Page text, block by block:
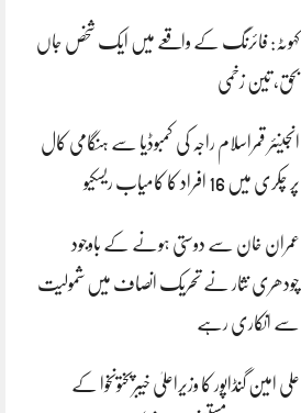
کہوٹہ: فائرنگ کے واقعے میں ایک شخص جاں
بحق، تین زخمی
انجینئر قمراسلام راجہ کی کمبوڈیا سے ہنگامی کال
پر چکری میں 16 افراد کا کامیاب ریسکیو
عمران خان سے دوستی ہونے کے باوجود
چودھری نثار نے تحریک انصاف میں شمولیت
سے انکاری رہے
علی امین گنڈاپور کا وزیراعلیٰ خیبرپختونخوا کے